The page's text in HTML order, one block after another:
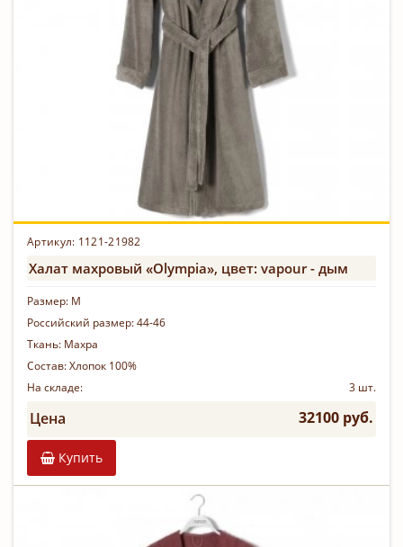
Артикул: 1121-21982
Халат махровый «Olympia», цвет: vapour - дым
Размер: M
Российский размер:44-46
Ткань: Махра
Состав:Хлопок 100%
На складе:
3 шт.
Цена 32100 руб.
Купить